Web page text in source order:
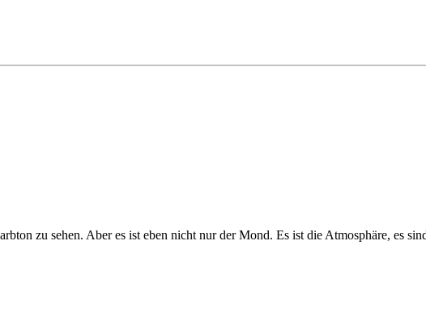
zu sehen. Aber es ist eben nicht nur der Mond. Es ist die Atmosphäre, es